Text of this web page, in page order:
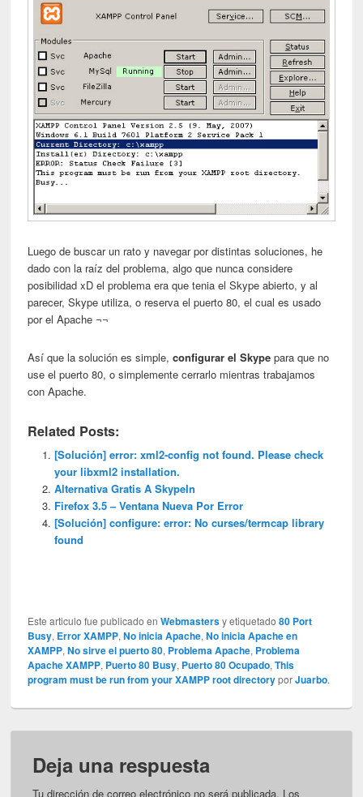
Luego de buscar un rato y navegar por distintas soluciones, he
dado con la raíz del problema, algo que nunca considere
posibilidad xD el problema era que tenia el Skype abierto, y al
parecer, Skype utiliza, o reserva el puerto 80, el cual es usado
por el Apache ¬¬
Así que la solución es simple, configurar el Skype para que no
use el puerto 80, o simplemente cerrarlo mientras trabajamos
con Apache.
Related Posts:
[Solución] error: xml2-config not found. Please check
your libxml2 installation.
Alternativa Gratis A SkypeIn
Firefox 3.5 – Ventana Nueva Por Error
[Solución] configure: error: No curses/termcap library
found
Este articulo fue publicado enWebmastersy etiquetado80 Port
Busy, Error XAMPP,No inicia Apache,No inicia Apache en
XAMPP,No sirve el puerto 80, Problema Apache, Problema
Apache XAMPP, Puerto 80 Busy, Puerto 80 Ocupado,This
program must be run from your XAMPP root directoryporJuarbo.
Deja una respuesta
Tu dirección de correo electrónico no será publicada. Los